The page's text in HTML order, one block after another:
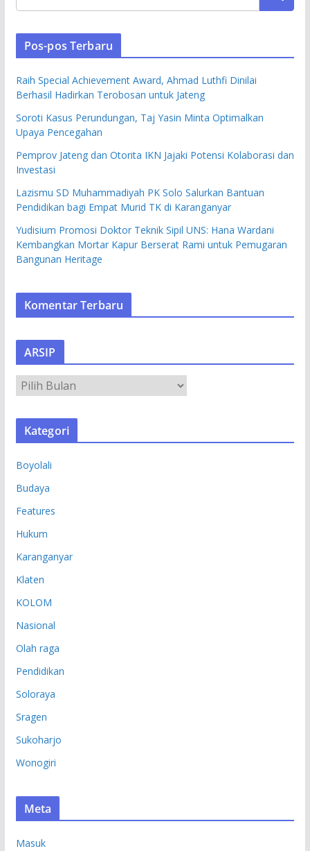
Pos-pos Terbaru
Raih Special Achievement Award, Ahmad Luthfi Dinilai
Berhasil Hadirkan Terobosan untuk Jateng
Soroti Kasus Perundungan, Taj Yasin Minta Optimalkan
Upaya Pencegahan
Pemprov Jateng dan Otorita IKN Jajaki Potensi Kolaborasi dan
Investasi
Lazismu SD Muhammadiyah PK Solo Salurkan Bantuan
Pendidikan bagi Empat Murid TK di Karanganyar
Yudisium Promosi Doktor Teknik Sipil UNS: Hana Wardani
Kembangkan Mortar Kapur Berserat Rami untuk Pemugaran
Bangunan Heritage
Komentar Terbaru
ARSIP
S
Kategori
Boyolali
Budaya
Features
Hukum
Karanganyar
Klaten
KOLOM
Nasional
Olah raga
Pendidikan
Soloraya
Sragen
Sukoharjo
Wonogiri
Meta
Masuk